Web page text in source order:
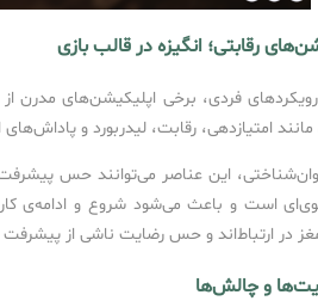
رقابتی؛ انگیزه در قالب بازی
رویکردهای فردی، برخی اپلیکیشن‌های مدرن
امتیازدهی، رقابت، لیدربورد و پاداش‌های
این عناصر می‌توانند حس
است و باعث می‌شود شروع و ادامه‌ی
در ارتباط‌اند و حس رضایت ناشی از پیشرفت
و چالش‌ها